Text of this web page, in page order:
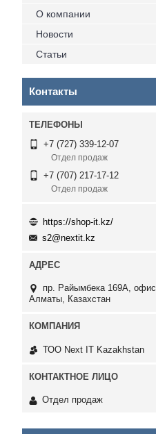
О компании
Новости
Статьи
Контакты
+7 (727) 339-12-07
Отдел продаж
+7 (707) 217-17-12
Отдел продаж
https://shop-it.kz/
s2@nextit.kz
пр. Райымбека 169А,
Алматы, Казахстан
ТОО Next IT Kazakhstan
Отдел продаж